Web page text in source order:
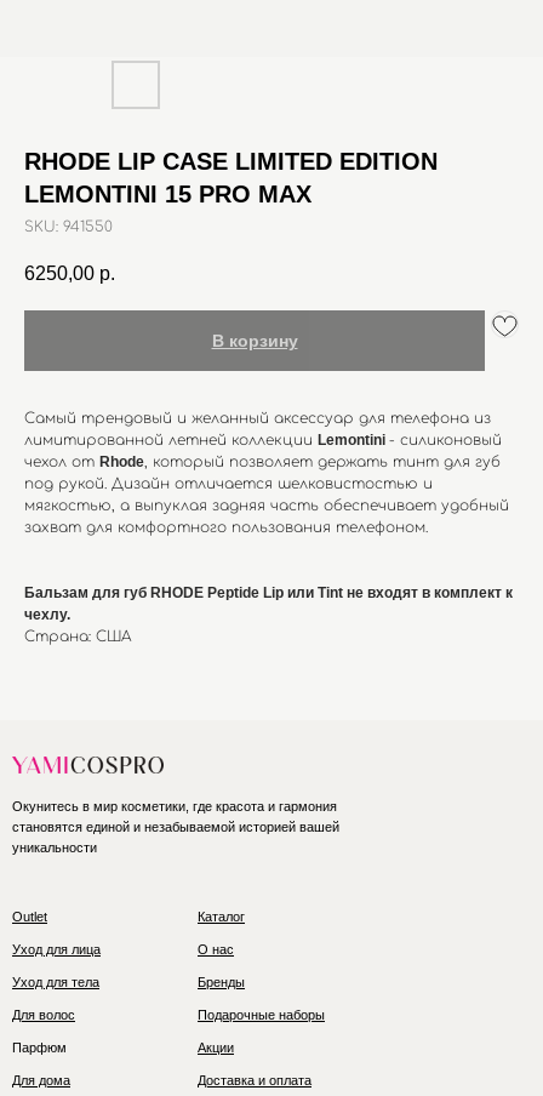
RHODE LIP CASE LIMITED EDITION
LEMONTINI 15 PRO MAX
SKU: 941550
6250,00 р.
В корзину
Самый трендовый и желанный аксессуар для телефона из
лимитированной летней коллекции Lemontini - силиконовый
чехол от Rhode, который позволяет держать тинт для губ
под рукой. Дизайн отличается шелковистостью и
мягкостью, а выпуклая задняя часть обеспечивает удобный
захват для комфортного пользования телефоном.
Бальзам для губ RHODE Peptide Lip или Tint не входят в комплект к
чехлу.
Страна: США
Outlet
Окунитесь в мир косметики, где красота и гармония
становятся единой и незабываемой историей вашей
уникальности
Уход для лица
Уход для тела
Для волос
Парфюм
Для дома
Каталог
О нас
Бренды
Подарочные наборы
Акции
Доставка и оплата